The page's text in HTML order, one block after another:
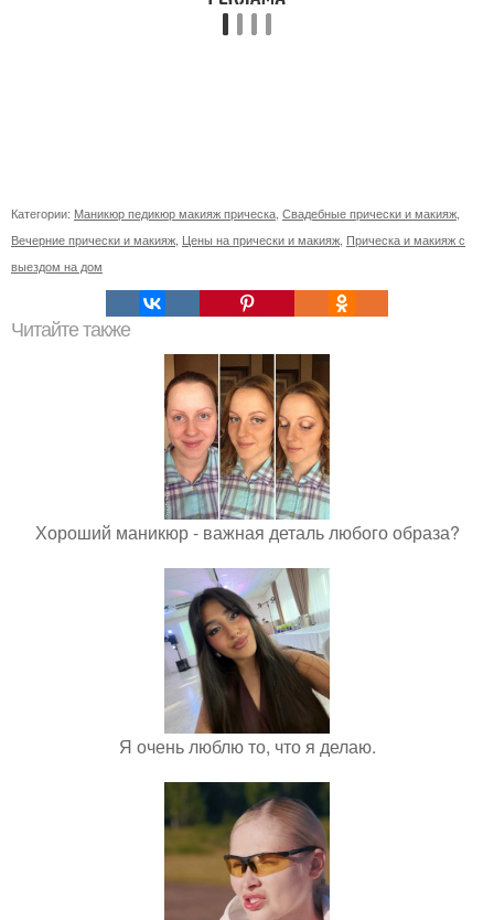
Категории: Маникюр педикюр макияж прическа Свадебные прически и макияж
Вечерние прически и макияж Цены на прически и макияж Прическа и макияж с
выездом на дом
Читайте также
Хороший маникюр - важная деталь любого образа?
Я очень люблю то, что я делаю.